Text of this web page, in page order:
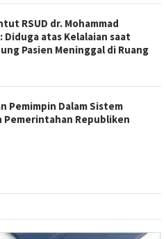
RSUD dr. Mohammad
Diduga atas Kelalaian saat
Pasien Meninggal di Ruang
Pemimpin Dalam Sistem
Pemerintahan Republiken